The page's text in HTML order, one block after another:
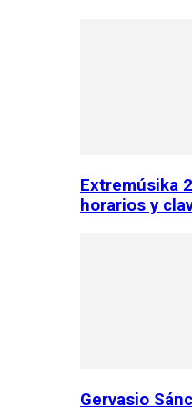
Extremúsika
horarios y
Gervasio